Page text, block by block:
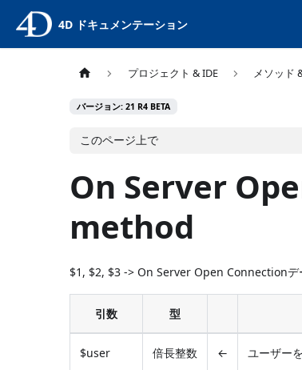
4D ドキュメンテーション
プロジェクト & IDE メソッド
バージョン: 21 R4 BETA
このページ上で
On Server
method
$1, $2, $3 -> On Server Open Connectionデ
引数 型
$user 倍長整数 ← ユーザー